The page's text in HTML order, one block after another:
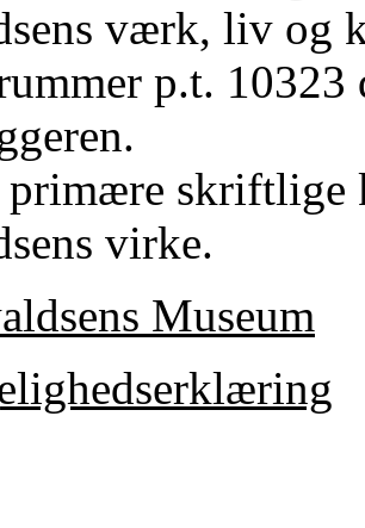
værk, liv og
p.t.
primære
virke.
Museum